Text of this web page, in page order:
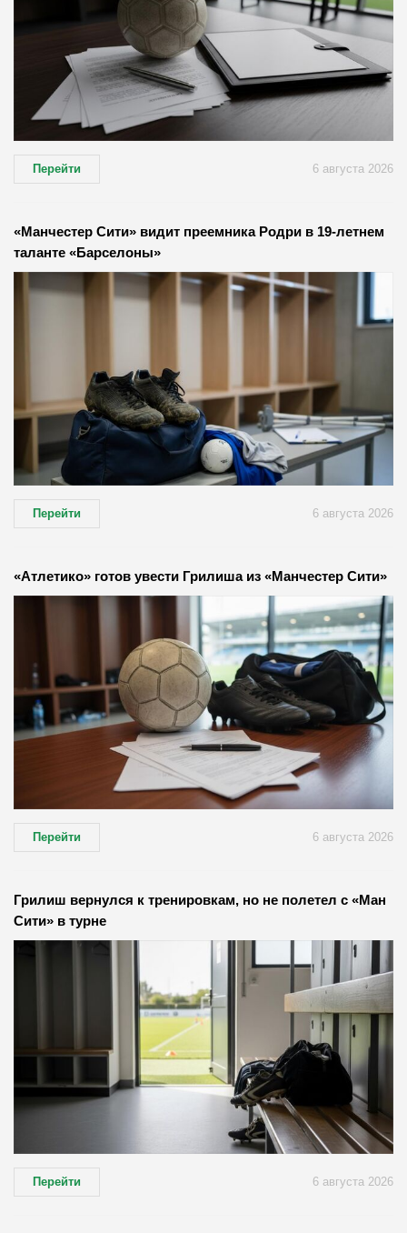
Перейти 6 августа 2026
«Манчестер Сити» видит преемника Родри в 19-летнем
таланте «Барселоны»
Перейти 6 августа 2026
«Атлетико» готов увести Грилиша из «Манчестер Сити»
Перейти 6 августа 2026
Грилиш вернулся к тренировкам, но не полетел с «Ман
Сити» в турне
Перейти 6 августа 2026